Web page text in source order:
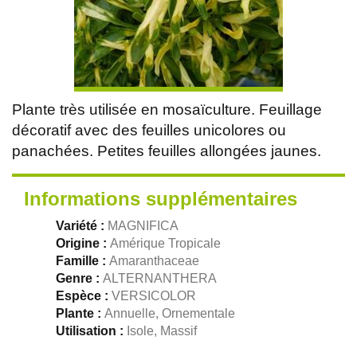
Plante très utilisée en mosaïculture. Feuillage
décoratif avec des feuilles unicolores ou
panachées. Petites feuilles allongées jaunes.
Informations supplémentaires
Variété : MAGNIFICA
Origine : Amérique Tropicale
Famille : Amaranthaceae
Genre : ALTERNANTHERA
Espèce : VERSICOLOR
Plante : Annuelle, Ornementale
Utilisation : Isole, Massif